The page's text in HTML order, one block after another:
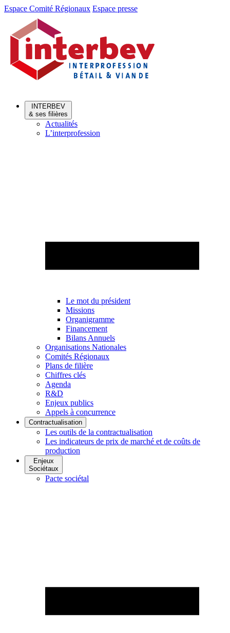
Aller
Aller
contenu
Espace Comité Régionaux Espace presse
INTERBEV
& ses filières
Actualités
L’interprofession
Le mot du président
Missions
Organigramme
Financement
Bilans Annuels
Organisations Nationales
Comités Régionaux
Plans de filière
Chiffres clés
Agenda
R&D
Enjeux publics
Appels à concurrence
Contractualisation
Les outils de la contractualisation
Les indicateurs de prix de marché et de coûts de
production
Enjeux
Sociétaux
Pacte sociétal